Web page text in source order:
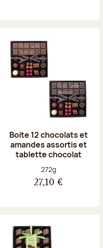
Boite 12 chocolats et
amandes assortis et
tablette chocolat
Poids net :
272g
27,10 €